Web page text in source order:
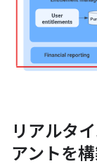
リアルタ
アントを